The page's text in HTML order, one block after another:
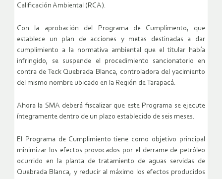
Calificación Ambiental (RCA).
Con la aprobación del Programa de Cumplimento, que
establece un plan de acciones y metas destinadas a dar
cumplimiento a la normativa ambiental que el titular había
infringido, se suspende el procedimiento sancionatorio en
contra de Teck Quebrada Blanca, controladora del yacimiento
del mismo nombre ubicado en la Región de Tarapacá.
Ahora la SMA deberá fiscalizar que este Programa se ejecute
íntegramente dentro de un plazo establecido de seis meses.
El Programa de Cumplimiento tiene como objetivo principal
minimizar los efectos provocados por el derrame de petróleo
ocurrido en la planta de tratamiento de aguas servidas de
Quebrada Blanca, y reducir al máximo los efectos producidos